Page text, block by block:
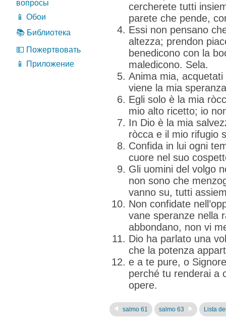
вопросы
📱 Обои
📚 Библиотека
💵 Пожертвовать
📱 Приложение
cercherete tutti
parete che pende,
Essi non pensano
altezza; prendon
benedicono con la
maledicono. Sela.
Anima mia,
viene la mia
Egli solo è la mia
mio alto ricetto; io
In Dio è la mia
ròcca e il mio rifugio
Confida in lui ogni
cuore nel suo
Gli uomini del volgo
non sono che
vanno su, tutti
Non confidate
vane speranze nella
abbondano, non vi
Dio ha parlato una
che la potenza
e a te pure, o
perché tu renderai a
opere.
salmo 61 salmo 63 Lista